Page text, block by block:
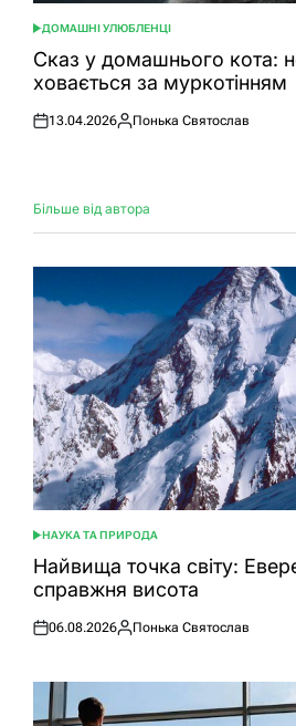
ОПУБЛІКУВАТИ
У
ДОМАШНІ УЛЮБЛЕНЦІ
Сказ у домашнього кота:
ховається за муркотінням
Оприлюднено
13.04.2026
Опубліковано
Понька Святослав
Більше від автора
ОПУБЛІКУВАТИ
У
НАУКА ТА ПРИРОДА
Найвища точка світу:
справжня висота
Оприлюднено
06.08.2026
Опубліковано
Понька Святослав